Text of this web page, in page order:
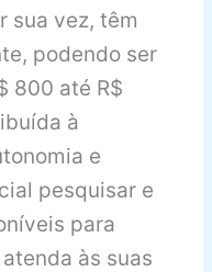
sua vez, têm
podendo ser
800 até R$
à
e
pesquisar e
para
às suas